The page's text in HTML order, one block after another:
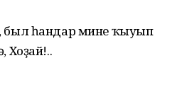
был һандар мине ҡыуып
Хоҙай!..